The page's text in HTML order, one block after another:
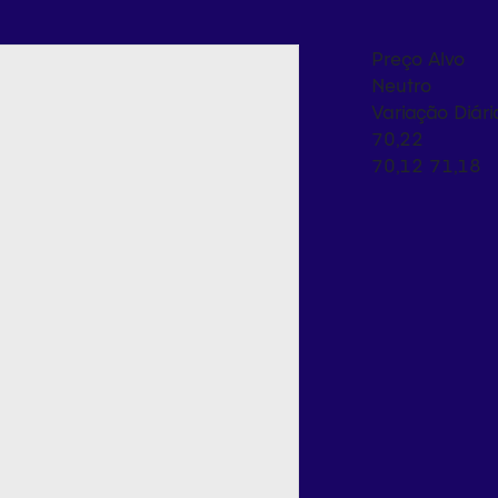
Preço Alvo
Neutro
Variação
70,22
70,12 71,18